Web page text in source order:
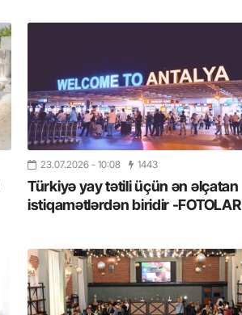
23.07.2026 - 10:08 1443
Türkiyə yay tətili üçün ən əlçatan
istiqamətlərdən biridir -FOTOLAR